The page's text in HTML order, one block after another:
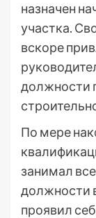
назначен
участка.
вскоре
должности
По мере
занимал
должности
проявил